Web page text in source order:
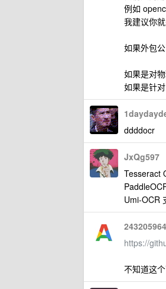
例如
我建议你
如果外包
如果是对
如果是针
ddddocr
JxQg597
Tesseract
Umi-OCR
243205964
https://
不知道这